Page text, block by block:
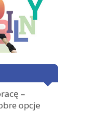
–
opcje